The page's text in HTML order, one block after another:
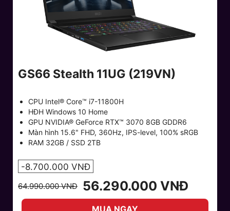
GS66 Stealth 11UG (219VN)
CPU Intel® Core™ i7-11800H
HĐH Windows 10 Home
GPU NVIDIA® GeForce RTX™ 3070 8GB GDDR6
Màn hình 15.6" FHD, 360Hz, IPS-level, 100% sRGB
RAM 32GB / SSD 2TB
-8.700.000 VNĐ
64.990.000 VNĐ 56.290.000 VNĐ